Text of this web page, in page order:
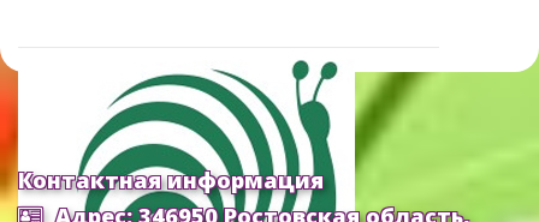
Контактная информация
Адрес: 346950 Ростовская область,